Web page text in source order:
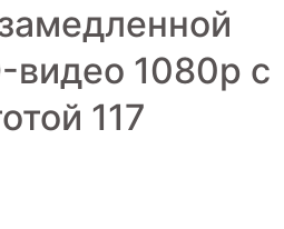
видео 1080р c
117